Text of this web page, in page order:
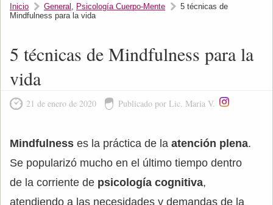
Inicio General , Psicología Cuerpo-Mente
5 técnicas de
Mindfulness para la vida
5 técnicas de Mindfulness para la
vida
21 de enero de 2020 Publicado por Lic. Maria V.
Mindfulness es la práctica de la atención plena.
Se popularizó mucho en el último tiempo dentro
de la corriente de psicología cognitiva,
atendiendo a las necesidades y demandas de la